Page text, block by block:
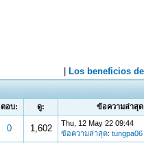
ตอบ: ดู: ข้อความล่าสุด
0 1,602
Thu, 12 May 22 09:44
ข้อความล่าสุด:tungpa06